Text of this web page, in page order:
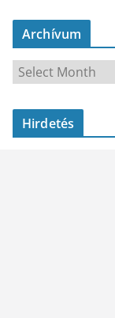
Archívum
c
Hirdetés